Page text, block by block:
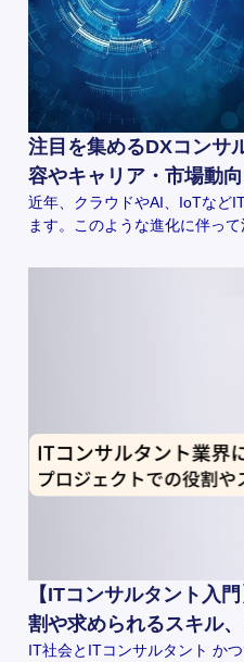
注目を集めるDXコンサ
容やキャリア・市場動
近年、クラウドやAI、IoTなど
ます。このような進化に伴っ
【ITコンサルタント入
割や求められるスキル
IT社会とITコンサルタント か